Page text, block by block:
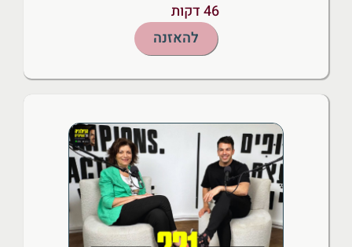
46 דקות
להאזנה